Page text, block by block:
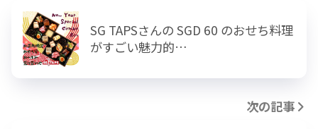
SG TAPSさんの SGD 60 のおせち料理
がすごい魅力的…
次の記事